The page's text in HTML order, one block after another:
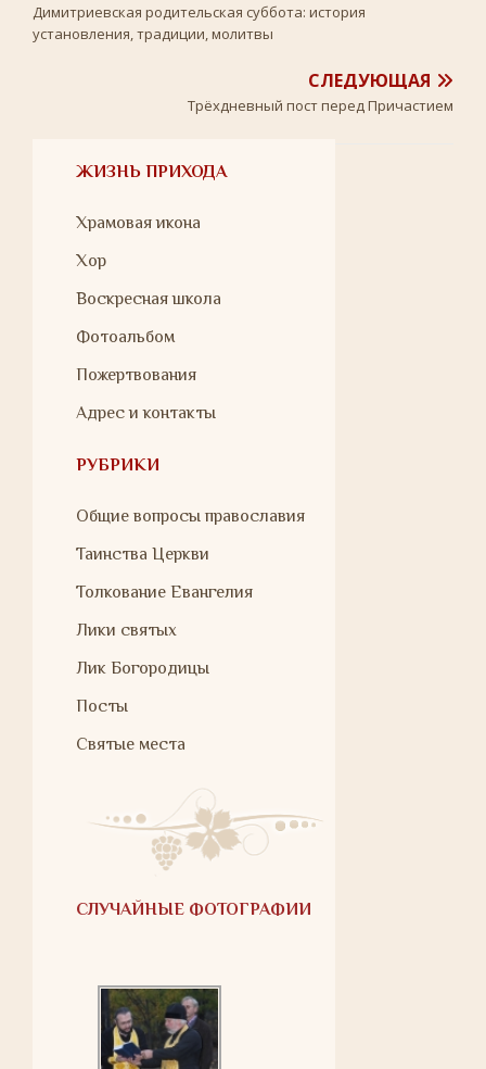
Димитриевская родительская суббота: история
установления, традиции, молитвы
СЛЕДУЮЩАЯ
Трёхдневный пост перед Причастием
ЖИЗНЬ ПРИХОДА
Храмовая икона
Хор
Воскресная школа
Фотоальбом
Пожертвования
Адрес и контакты
РУБРИКИ
Общие вопросы православия
Таинства Церкви
Толкование Евангелия
Лики святых
Лик Богородицы
Посты
Святые места
СЛУЧАЙНЫЕ ФОТОГРАФИИ